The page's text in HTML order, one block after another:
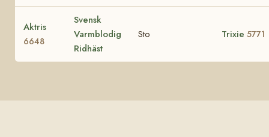
Aktris
6648
Svensk
Varmblodig
Ridhäst
Sto Trixie 5771